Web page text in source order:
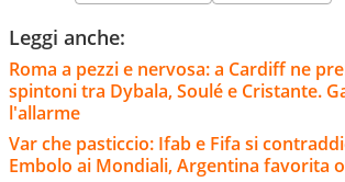
Leggi anche:
Roma a pezzi e nervosa: a Cardiff ne
spintoni tra Dybala, Soulé e Cristante.
l'allarme
Var che pasticcio: Ifab e Fifa si
Embolo ai Mondiali, Argentina favorita